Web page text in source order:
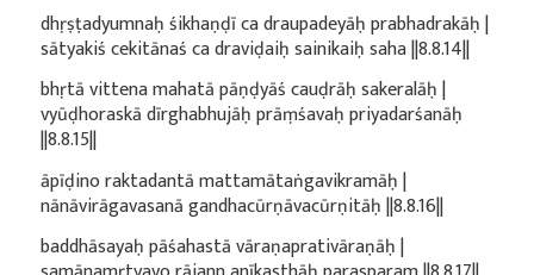
dhṛṣṭadyumnaḥ śikhaṇḍī ca draupadeyāḥ prabhadrakāḥ |
sātyakiś cekitānaś ca draviḍaiḥ sainikaiḥ saha ||8.8.14||
bhṛtā vittena mahatā pāṇḍyāś cauḍrāḥ sakeralāḥ |
vyūḍhoraskā dīrghabhujāḥ prāṃśavaḥ priyadarśanāḥ
||8.8.15||
āpīḍino raktadantā mattamātaṅgavikramāḥ |
nānāvirāgavasanā gandhacūrṇāvacūrṇitāḥ ||8.8.16||
baddhāsayaḥ pāśahastā vāraṇaprativāraṇāḥ |